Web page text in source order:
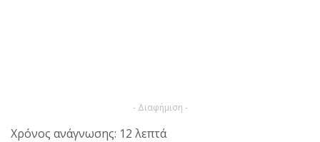
- Διαφήμιση -
Χρόνος ανάγνωσης: 12 λεπτά